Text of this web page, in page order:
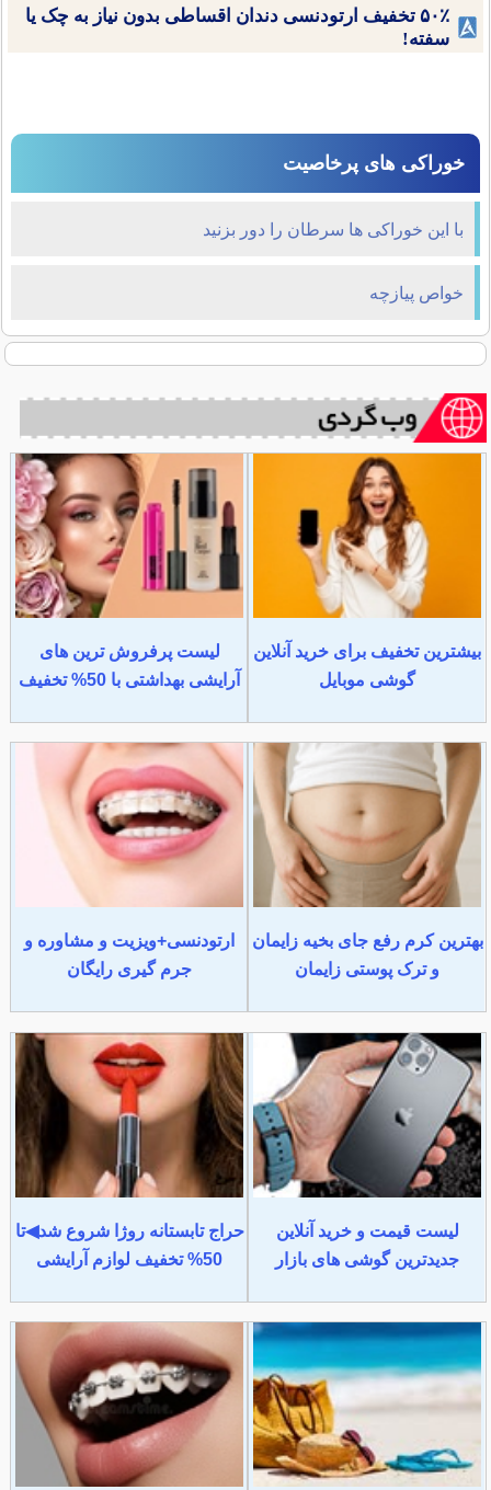
۵۰٪ تخفیف ارتودنسی دندان اقساطی بدون نیاز به چک یا
سفته!
خوراکی های پرخاصیت
با این خوراکی ها سرطان را دور بزنید
خواص پیازچه
بیشترین تخفیف برای خرید آنلاین
گوشی موبایل
لیست پرفروش ترین های
آرایشی بهداشتی با 50% تخفیف
بهترین کرم رفع جای بخیه زایمان
و ترک پوستی زایمان
ارتودنسی+ویزیت و مشاوره و
جرم گیری رایگان
لیست قیمت و خرید آنلاین
جدیدترین گوشی های بازار
حراج تابستانه روژا شروع شد◀تا
50% تخفیف لوازم آرایشی